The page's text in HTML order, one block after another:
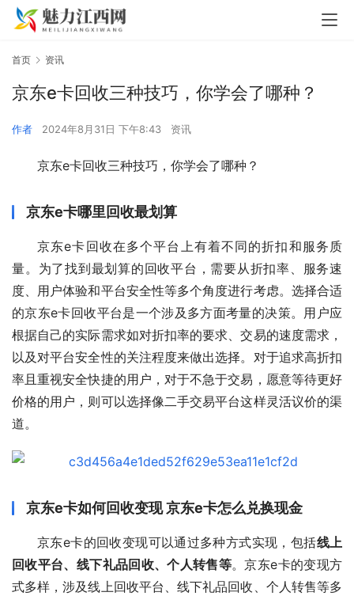
首页 资讯
京东e卡回收三种技巧，你学会了哪种？
作者 2024年8月31日 下午8:43 资讯
京东e卡回收三种技巧，你学会了哪种？
京东e卡哪里回收最划算
京东e卡回收在多个平台上有着不同的折扣和服务质
量。为了找到最划算的回收平台，需要从折扣率、服务速
度、用户体验和平台安全性等多个角度进行考虑。选择合适
的京东e卡回收平台是一个涉及多方面考量的决策。用户应
根据自己的实际需求如对折扣率的要求、交易的速度需求，
以及对平台安全性的关注程度来做出选择。对于追求高折扣
率且重视安全快捷的用户，对于不急于交易，愿意等待更好
价格的用户，则可以选择像二手交易平台这样灵活议价的渠
道。
京东e卡如何回收变现 京东e卡怎么兑换现金
京东e卡的回收变现可以通过多种方式实现，包括线上
回收平台、线下礼品回收、个人转售等。京东e卡的变现方
式多样，涉及线上回收平台、线下礼品回收、个人转售等多